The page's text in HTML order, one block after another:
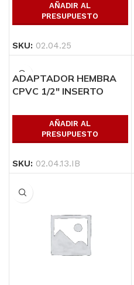
AÑADIR AL
PRESUPUESTO
SKU: 02.04.25
ADAPTADOR HEMBRA
CPVC 1/2″ INSERTO
AÑADIR AL
PRESUPUESTO
SKU: 02.04.13.IB